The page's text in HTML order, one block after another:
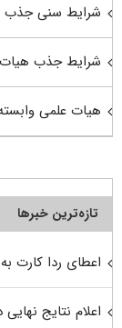
شرایط سنی جذب
شرایط جذب
هیات علمی
تازه‌ترین خبرها
اعطای ردا کارت به
اعلام نتایج نهایی